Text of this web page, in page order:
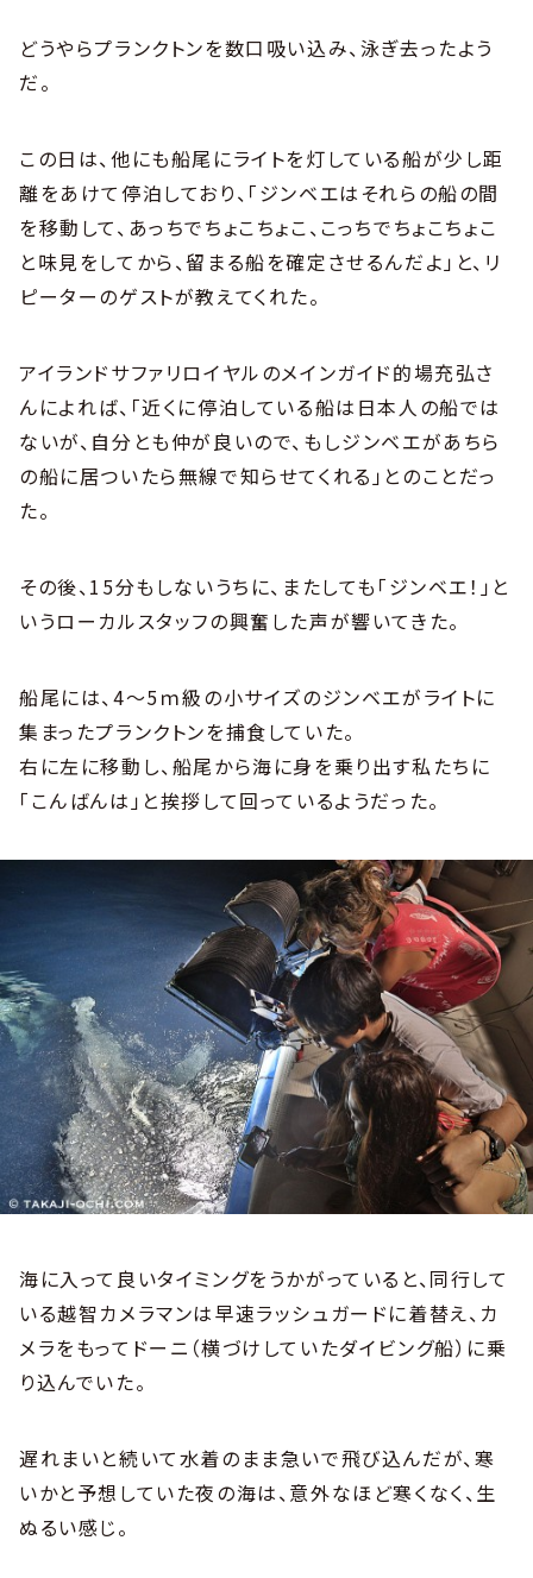
どうやらプランクトンを数口吸い込み、泳ぎ去ったよう
だ。
この日は、他にも船尾にライトを灯している船が少し距
離をあけて停泊しており、「ジンベエはそれらの船の間
を移動して、あっちでちょこちょこ、こっちでちょこちょこ
と味見をしてから、留まる船を確定させるんだよ」と、リ
ピーターのゲストが教えてくれた。
アイランドサファリロイヤルのメインガイド的場充弘さ
んによれば、「近くに停泊している船は日本人の船では
ないが、自分とも仲が良いので、もしジンベエがあちら
の船に居ついたら無線で知らせてくれる」とのことだっ
た。
その後、15分もしないうちに、またしても「ジンベエ！」と
いうローカルスタッフの興奮した声が響いてきた。
船尾には、4～5ｍ級の小サイズのジンベエがライトに
集まったプランクトンを捕食していた。
右に左に移動し、船尾から海に身を乗り出す私たちに
「こんばんは」と挨拶して回っているようだった。
海に入って良いタイミングをうかがっていると、同行して
いる越智カメラマンは早速ラッシュガードに着替え、カ
メラをもってドーニ（横づけしていたダイビング船）に乗
り込んでいた。
遅れまいと続いて水着のまま急いで飛び込んだが、寒
いかと予想していた夜の海は、意外なほど寒くなく、生
ぬるい感じ。